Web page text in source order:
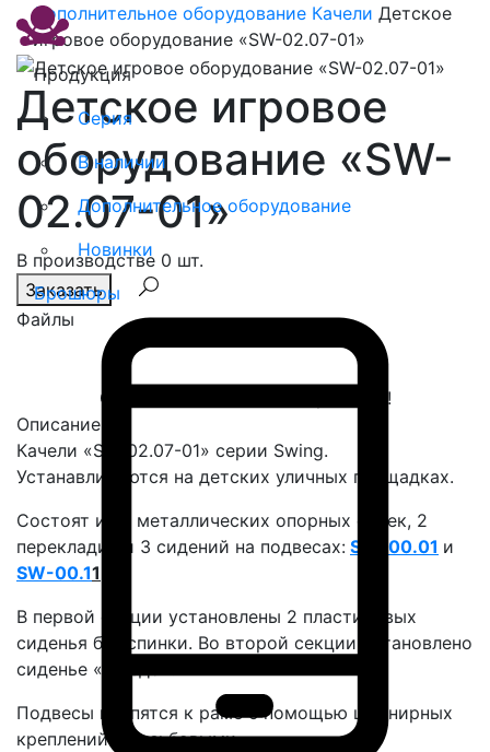
Продукция
Серия
В наличии
Дополнительное оборудование
Новинки
Брошюры
Дополнительное оборудование Качели Детское
игровое оборудование «SW-02.07-01»
Детское игровое
оборудование «SW-
02.07-01»
В производстве 0 шт.
Заказать
Файлы
Спасибо, сообщение отправлено!
Описание
Качели «SW-02.07-01» серии Swing.
Устанавливаются на детских уличных площадках.
Состоят из 6 металлических опорных стоек, 2
перекладин и 3 сидений на подвесах: SW-00.01 и
SW-00.11
В первой секции установлены 2 пластиковых
сиденья без спинки. Во второй секции установлено
сиденье «гнездо».
Подвесы крепятся к раме с помощью шарнирных
креплений с резьбовыми